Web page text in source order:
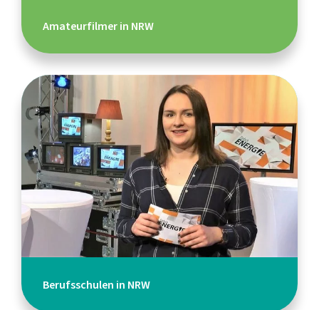
Amateurfilmer in NRW
Berufsschulen in NRW